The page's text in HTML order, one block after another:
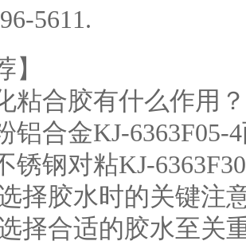
5611.
】
粘合胶有什么作用
铝合金KJ-
锈钢对粘KJ-
择胶水时的关键注
择合适的胶水至关